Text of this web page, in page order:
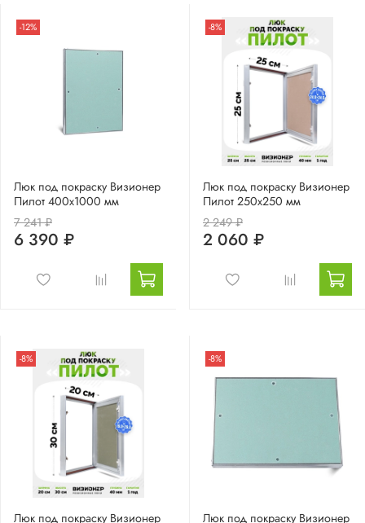
-12%
Люк под покраску Визионер
Пилот 400х1000 мм
7 241 ₽
6 390 ₽
-8%
Люк под покраску Визионер
Пилот 250х250 мм
2 249 ₽
2 060 ₽
-8%
Люк под покраску Визионер
-8%
Люк под покраску Визионер